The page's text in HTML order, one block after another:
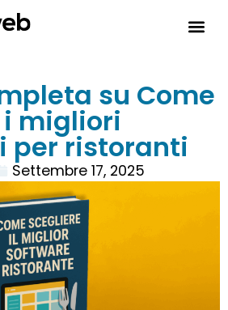
su Come
i migliori
per ristoranti
Settembre 17, 2025